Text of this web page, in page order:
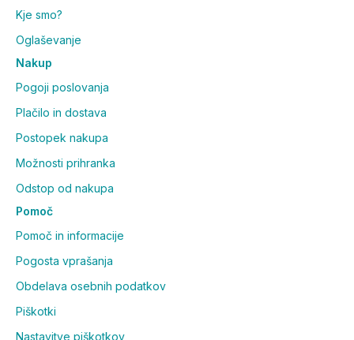
Kje smo?
Oglaševanje
Nakup
Pogoji poslovanja
Plačilo in dostava
Postopek nakupa
Možnosti prihranka
Odstop od nakupa
Pomoč
Pomoč in informacije
Pogosta vprašanja
Obdelava osebnih podatkov
Piškotki
Nastavitve piškotkov